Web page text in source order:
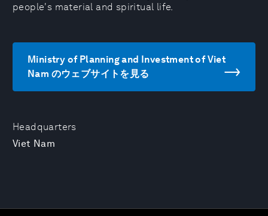
Headquarters
Viet Nam
people's material and spiritual life.
Ministry of Planning and Investment of Viet
Nam のウェブサイトを見る